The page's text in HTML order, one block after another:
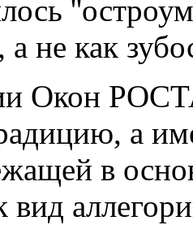
а не как
Окон
а
в